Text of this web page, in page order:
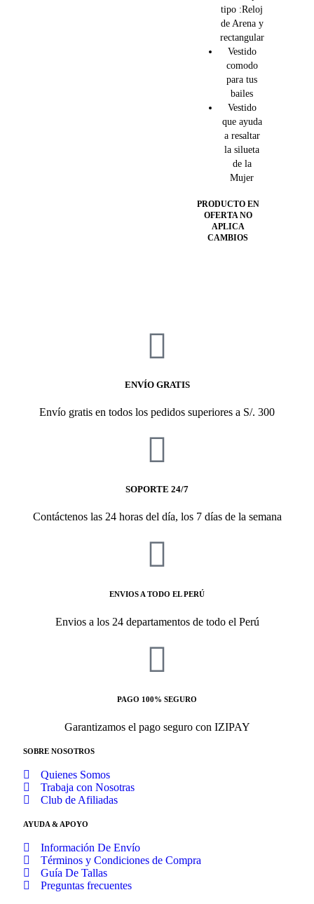
tipo :Reloj
de Arena y
rectangular
Vestido
comodo
para tus
bailes
Vestido
que ayuda
a resaltar
la silueta
de la
Mujer
PRODUCTO EN
OFERTA NO
APLICA
CAMBIOS
ENVÍO GRATIS
Envío gratis en todos los pedidos superiores a S/. 300
SOPORTE 24/7
Contáctenos las 24 horas del día, los 7 días de la semana
ENVIOS A TODO EL PERÚ
Envios a los 24 departamentos de todo el Perú
PAGO 100% SEGURO
Garantizamos el pago seguro con IZIPAY
SOBRE NOSOTROS
Quienes Somos
Trabaja con Nosotras
Club de Afiliadas
AYUDA & APOYO
Información De Envío
Términos y Condiciones de Compra
Guía De Tallas
Preguntas frecuentes